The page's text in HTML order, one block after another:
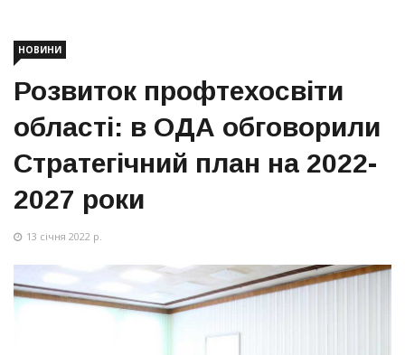
НОВИНИ
Розвиток профтехосвіти
області: в ОДА обговорили
Стратегічний план на 2022-
2027 роки
13 січня 2022 р.